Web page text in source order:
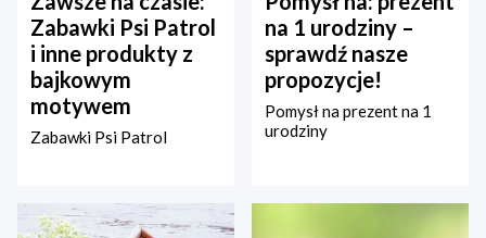
Zabawki Psi Patrol
i inne produkty z
bajkowym
motywem
Zabawki Psi Patrol
na 1 urodziny –
sprawdź nasze
propozycje!
Pomysł na prezent na 1
urodziny